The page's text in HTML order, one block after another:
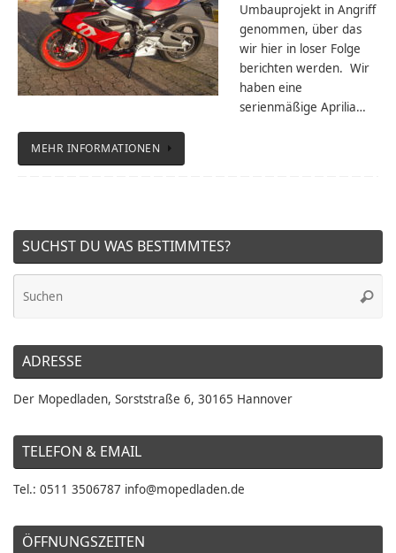
Umbauprojekt in Angriff
genommen, über das
wir hier in loser Folge
berichten werden. Wir
haben eine
serienmäßige Aprilia…
MEHR INFORMATIONEN
SUCHST DU WAS BESTIMMTES?
ADRESSE
Der Mopedladen, Sorststraße 6, 30165 Hannover
TELEFON & EMAIL
Tel.: 0511 3506787 info@mopedladen.de
ÖFFNUNGSZEITEN